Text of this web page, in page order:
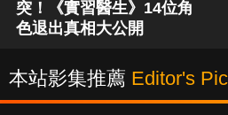
突！《實習醫生》14位角
色退出真相大公開
本站影集推薦 Editor's